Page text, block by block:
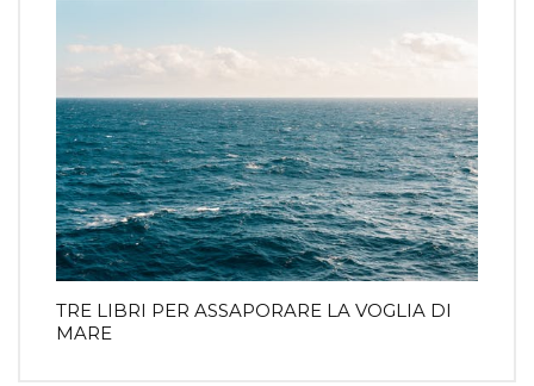
TRE LIBRI PER ASSAPORARE LA VOGLIA DI
MARE